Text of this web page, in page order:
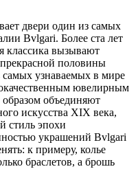
двери один из самых
Bvlgari. Более ста лет
классика вызывают
половины
самых узнаваемых в мире
ювелирным
объединяют
искусства XIX века,
стиль эпохи
украшений Bvlgari
к примеру, колье
браслетов, а брошь